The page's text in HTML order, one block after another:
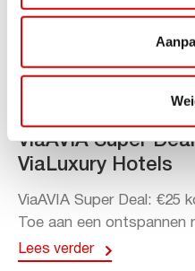
ViaAVIA Super
ViaLuxury Hotels
ViaAVIA Super Deal: €25
Toe aan een ontspannen
Lees verder